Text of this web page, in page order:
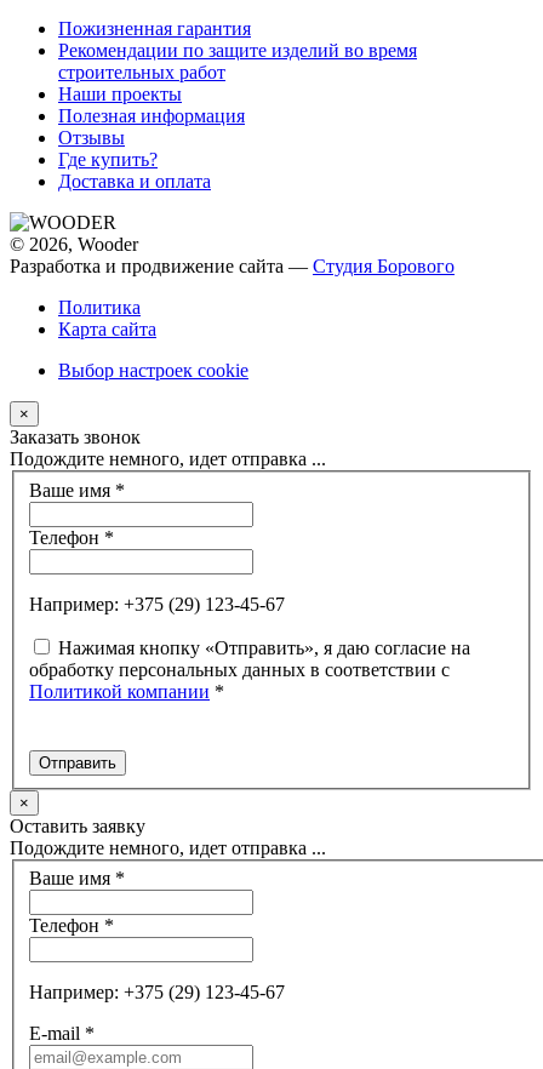
Пожизненная гарантия
Рекомендации по защите изделий во время
строительных работ
Наши проекты
Полезная информация
Отзывы
Где купить?
Доставка и оплата
© 2026, Wooder
Разработка и продвижение сайта — Студия Борового
Политика
Карта сайта
Выбор настроек cookie
×
Заказать звонок
Подождите немного, идет отправка ...
Ваше имя *
Телефон *
Например: +375 (29) 123-45-67
Нажимая кнопку «Отправить», я даю согласие на
обработку персональных данных в соответствии с
Политикой компании *
×
Оставить заявку
Подождите немного, идет отправка ...
Ваше имя *
Телефон *
Например: +375 (29) 123-45-67
E-mail *